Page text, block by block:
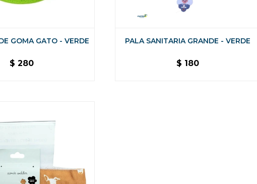
GOMA GATO - VERDE
$ 280
PALA SANITARIA GRANDE - VERDE
$ 180